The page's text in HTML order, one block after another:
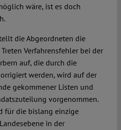
wäre, ist es doch
die Abgeordneten die
Verfahrensfehler bei der
auf, die durch die
werden, wird auf der
gekommener Listen und
vorgenommen.
für die bislang einzige
in der